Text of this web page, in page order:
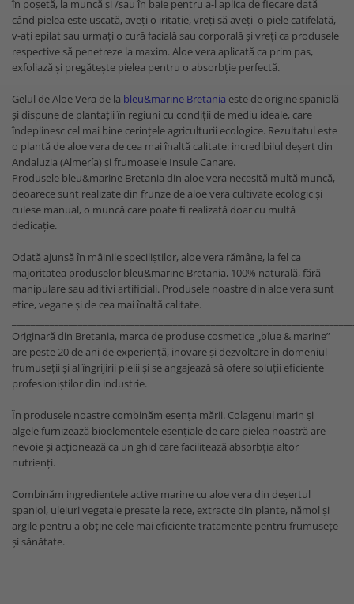
în poșetă, la muncă și /sau în baie pentru a-l aplica de fiecare dată
când pielea este uscată, aveți o iritație, vreți să aveți o piele catifelată,
v-ați epilat sau urmați o cură facială sau corporală și vreți ca produsele
respective să penetreze la maxim. Aloe vera aplicată ca prim pas,
exfoliază și pregătește pielea pentru o absorbție perfectă.
Gelul de Aloe Vera de la bleu&marine Bretania este de origine spaniolă
și dispune de plantații în regiuni cu condiții de mediu ideale, care
îndeplinesc cel mai bine cerințele agriculturii ecologice. Rezultatul este
o plantă de aloe vera de cea mai înaltă calitate: incredibilul deșert din
Andaluzia (Almería) și frumoasele Insule Canare.
Produsele bleu&marine Bretania din aloe vera necesită multă muncă,
deoarece sunt realizate din frunze de aloe vera cultivate ecologic și
culese manual, o muncă care poate fi realizată doar cu multă
dedicație.
Odată ajunsă în mâinile speciliștilor, aloe vera rămâne, la fel ca
majoritatea produselor bleu&marine Bretania, 100% naturală, fără
manipulare sau aditivi artificiali. Produsele noastre din aloe vera sunt
etice, vegane și de cea mai înaltă calitate.
Originară din Bretania, marca de produse cosmetice „blue & marine”
are peste 20 de ani de experiență, inovare și dezvoltare în domeniul
frumuseții și al îngrijirii pielii și se angajează să ofere soluții eficiente
profesioniștilor din industrie.
În produsele noastre combinăm esența mării. Colagenul marin și
algele furnizează bioelementele esențiale de care pielea noastră are
nevoie și acționează ca un ghid care facilitează absorbția altor
nutrienți.
Combinăm ingredientele active marine cu aloe vera din deșertul
spaniol, uleiuri vegetale presate la rece, extracte din plante, nămol și
argile pentru a obține cele mai eficiente tratamente pentru frumusețe
și sănătate.